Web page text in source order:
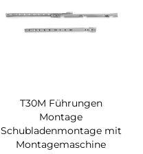
T30M Führungen
Montage
Schubladenmontage mit
Montagemaschine